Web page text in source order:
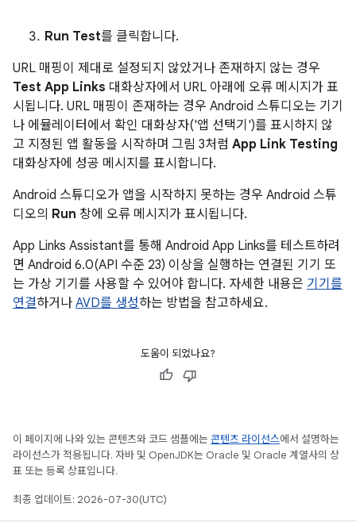
Run Test를 클릭합니다.
URL 매핑이 제대로 설정되지 않았거나 존재하지 않는 경우
Test App Links 대화상자에서 URL 아래에 오류 메시지가 표
시됩니다. URL 매핑이 존재하는 경우 Android 스튜디오는 기기
나 에뮬레이터에서 확인 대화상자('앱 선택기')를 표시하지 않
고 지정된 앱 활동을 시작하며 그림 3처럼 App Link Testing
대화상자에 성공 메시지를 표시합니다.
Android 스튜디오가 앱을 시작하지 못하는 경우 Android 스튜
디오의 Run 창에 오류 메시지가 표시됩니다.
App Links Assistant를 통해 Android App Links를 테스트하려
면 Android 6.0(API 수준 23) 이상을 실행하는 연결된 기기 또
는 가상 기기를 사용할 수 있어야 합니다. 자세한 내용은 기기를
연결하거나 AVD를 생성하는 방법을 참고하세요.
도움이 되었나요?
이 페이지에 나와 있는 콘텐츠와 코드 샘플에는 콘텐츠 라이선스에서 설명하는
라이선스가 적용됩니다. 자바 및 OpenJDK는 Oracle 및 Oracle 계열사의 상
표 또는 등록 상표입니다.
최종 업데이트: 2026-07-30(UTC)